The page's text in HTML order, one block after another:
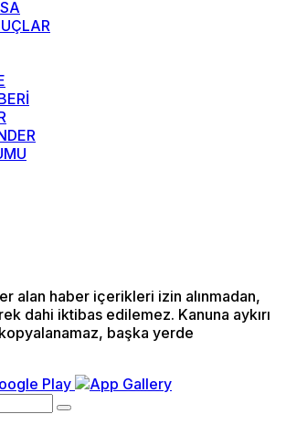
alan haber içerikleri izin alınmadan,
dahi iktibas edilemez. Kanuna aykırı
başka yerde